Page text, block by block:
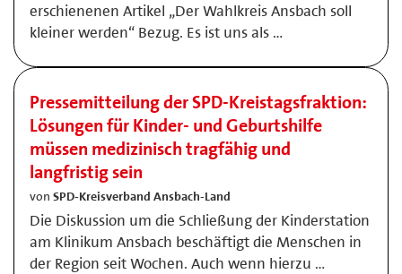
erschienenen Artikel „Der Wahlkreis Ansbach soll
kleiner werden“ Bezug. Es ist uns als …
Pressemitteilung der SPD-Kreistagsfraktion:
Lösungen für Kinder- und Geburtshilfe
müssen medizinisch tragfähig und
langfristig sein
von SPD-Kreisverband Ansbach-Land
Die Diskussion um die Schließung der Kinderstation
am Klinikum Ansbach beschäftigt die Menschen in
der Region seit Wochen. Auch wenn hierzu …